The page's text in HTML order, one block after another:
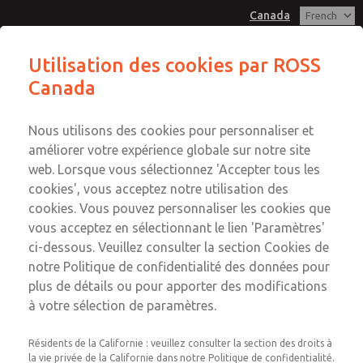
Canada
Connexion
Inscription
Série MD3
MD353ECA6CC2S
Envoyer cette page par e-mail
+1 (416) 251-7677
Service technique
+1 (416) 251-7677
Utilisation des cookies par ROSS
Canada
Nous utilisons des cookies pour personnaliser et
améliorer votre expérience globale sur notre site
web. Lorsque vous sélectionnez 'Accepter tous les
cookies', vous acceptez notre utilisation des
cookies. Vous pouvez personnaliser les cookies que
vous acceptez en sélectionnant le lien 'Paramètres'
ci-dessous. Veuillez consulter la section Cookies de
notre Politique de confidentialité des données pour
plus de détails ou pour apporter des modifications
à votre sélection de paramètres.
Résidents de la Californie : veuillez consulter la section des droits à
la vie privée de la Californie dans notre Politique de confidentialité.